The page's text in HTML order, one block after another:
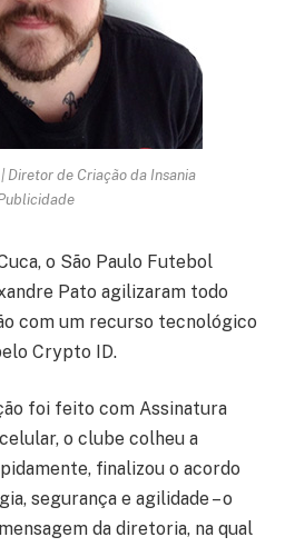
Diretor de Criação da Insania
o São Paulo Futebol
Pato agilizaram todo
com um recurso tecnológico
Crypto ID.
foi feito com Assinatura
o clube colheu a
finalizou o acordo
segurança e agilidade – o
da diretoria, na qual